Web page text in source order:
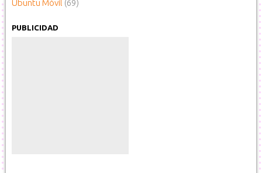
Ubuntu Móvil (69)
PUBLICIDAD